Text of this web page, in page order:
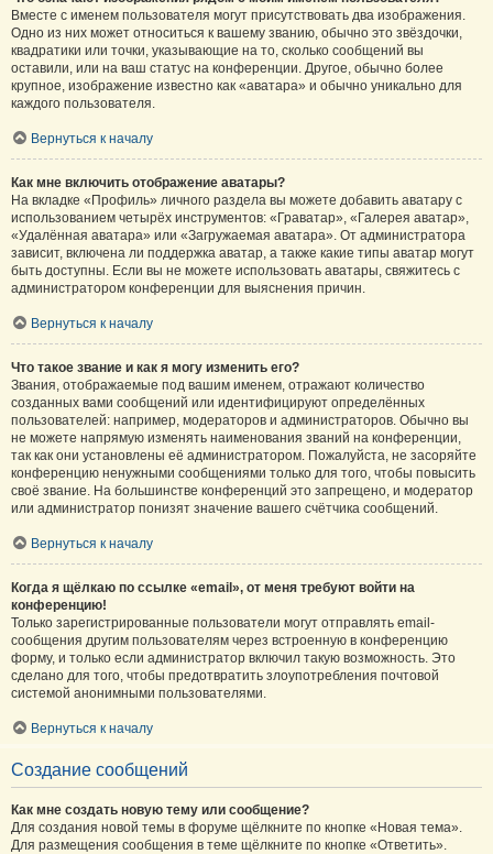
Вместе с именем пользователя могут присутствовать два изображения.
Одно из них может относиться к вашему званию, обычно это звёздочки,
квадратики или точки, указывающие на то, сколько сообщений вы
оставили, или на ваш статус на конференции. Другое, обычно более
крупное, изображение известно как «аватара» и обычно уникально для
каждого пользователя.
Вернуться к началу
Как мне включить отображение аватары?
На вкладке «Профиль» личного раздела вы можете добавить аватару с
использованием четырёх инструментов: «Граватар», «Галерея аватар»,
«Удалённая аватара» или «Загружаемая аватара». От администратора
зависит, включена ли поддержка аватар, а также какие типы аватар могут
быть доступны. Если вы не можете использовать аватары, свяжитесь с
администратором конференции для выяснения причин.
Вернуться к началу
Что такое звание и как я могу изменить его?
Звания, отображаемые под вашим именем, отражают количество
созданных вами сообщений или идентифицируют определённых
пользователей: например, модераторов и администраторов. Обычно вы
не можете напрямую изменять наименования званий на конференции,
так как они установлены её администратором. Пожалуйста, не засоряйте
конференцию ненужными сообщениями только для того, чтобы повысить
своё звание. На большинстве конференций это запрещено, и модератор
или администратор понизят значение вашего счётчика сообщений.
Вернуться к началу
Когда я щёлкаю по ссылке «email», от меня требуют войти на
конференцию!
Только зарегистрированные пользователи могут отправлять email-
сообщения другим пользователям через встроенную в конференцию
форму, и только если администратор включил такую возможность. Это
сделано для того, чтобы предотвратить злоупотребления почтовой
системой анонимными пользователями.
Вернуться к началу
Создание сообщений
Как мне создать новую тему или сообщение?
Для создания новой темы в форуме щёлкните по кнопке «Новая тема».
Для размещения сообщения в теме щёлкните по кнопке «Ответить».